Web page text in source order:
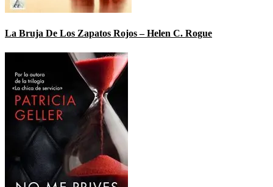
La Bruja De Los Zapatos Rojos – Helen C. Rogue